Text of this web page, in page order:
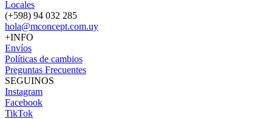
Locales
(+598) 94 032 285
hola@mconcept.com.uy
+INFO
Envíos
Políticas de cambios
Preguntas Frecuentes
SEGUINOS
Instagram
Facebook
TikTok